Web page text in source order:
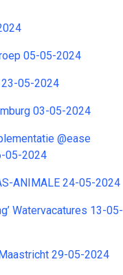
05-05-2024
23-05-2024
03-05-2024
@ease
05-2024
ANIMALE 24-05-2024
Watervacatures 13-05-
29-05-2024